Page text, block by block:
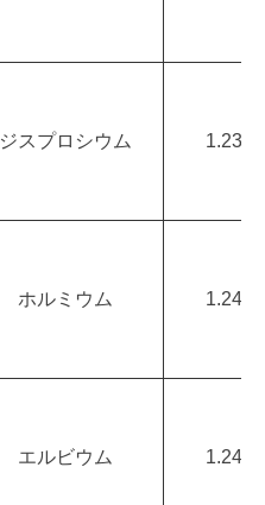
ジスプロシウム 1.23
ホルミウム 1.24
エルビウム 1.24